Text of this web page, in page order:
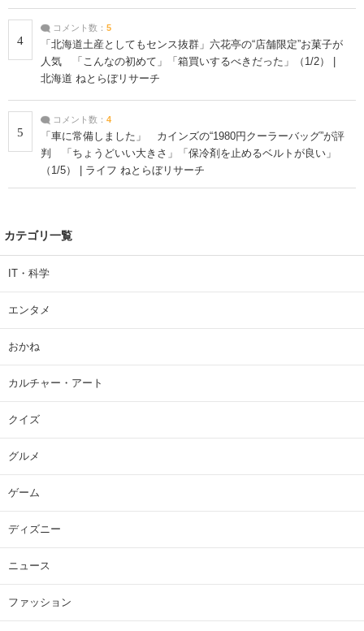
4
コメント数： 5
「北海道土産としてもセンス抜群」六花亭の“店舗限定”お菓子が
人気 「こんなの初めて」「箱買いするべきだった」（1/2） |
北海道 ねとらぼリサーチ
5
コメント数： 4
「車に常備しました」 カインズの“1980円クーラーバッグ”が評
判 「ちょうどいい大きさ」「保冷剤を止めるベルトが良い」
（1/5） | ライフ ねとらぼリサーチ
カテゴリ一覧
IT・科学
エンタメ
おかね
カルチャー・アート
クイズ
グルメ
ゲーム
ディズニー
ニュース
ファッション